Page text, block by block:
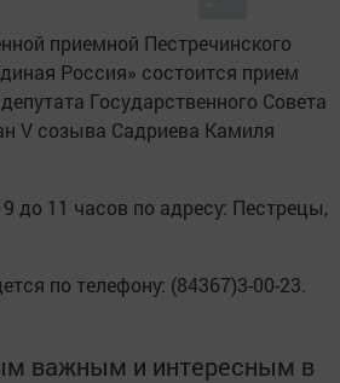
приемной Пестречинского
Россия» состоится прием
Государственного Совета
V созыва Садриева Камиля
до 11 часов по адресу: Пестрецы,
по телефону: (84367)3-00-23.
важным и интересным в